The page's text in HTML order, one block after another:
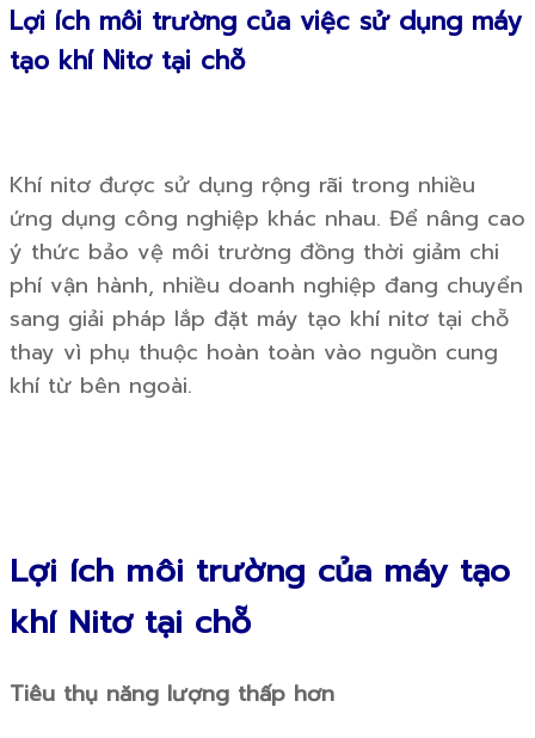
Lợi ích môi trường của việc sử dụng máy
tạo khí Nitơ tại chỗ
Khí nitơ được sử dụng rộng rãi trong nhiều
ứng dụng công nghiệp khác nhau. Để nâng cao
ý thức bảo vệ môi trường đồng thời giảm chi
phí vận hành, nhiều doanh nghiệp đang chuyển
sang giải pháp lắp đặt máy tạo khí nitơ tại chỗ
thay vì phụ thuộc hoàn toàn vào nguồn cung
khí từ bên ngoài.
Lợi ích môi trường của máy tạo
khí Nitơ tại chỗ
Tiêu thụ năng lượng thấp hơn